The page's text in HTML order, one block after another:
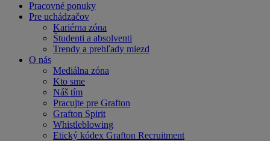
Pracovné ponuky
Pre uchádzačov
Kariérna zóna
Študenti a absolventi
Trendy a prehľady miezd
O nás
Mediálna zóna
Kto sme
Náš tím
Pracujte pre Grafton
Grafton Spirit
Whistleblowing
Etický kódex Grafton Recruitment